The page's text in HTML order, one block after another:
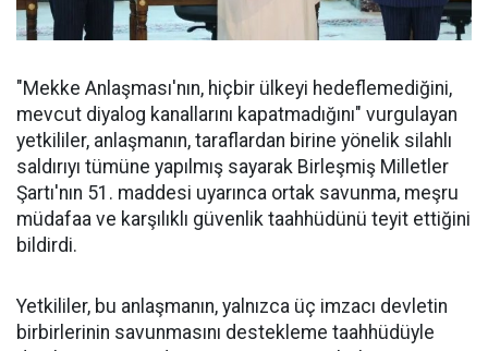
"Mekke Anlaşması'nın, hiçbir ülkeyi hedeflemediğini,
mevcut diyalog kanallarını kapatmadığını" vurgulayan
yetkililer, anlaşmanın, taraflardan birine yönelik silahlı
saldırıyı tümüne yapılmış sayarak Birleşmiş Milletler
Şartı'nın 51. maddesi uyarınca ortak savunma, meşru
müdafaa ve karşılıklı güvenlik taahhüdünü teyit ettiğini
bildirdi.
Yetkililer, bu anlaşmanın, yalnızca üç imzacı devletin
birbirlerinin savunmasını destekleme taahhüdüyle